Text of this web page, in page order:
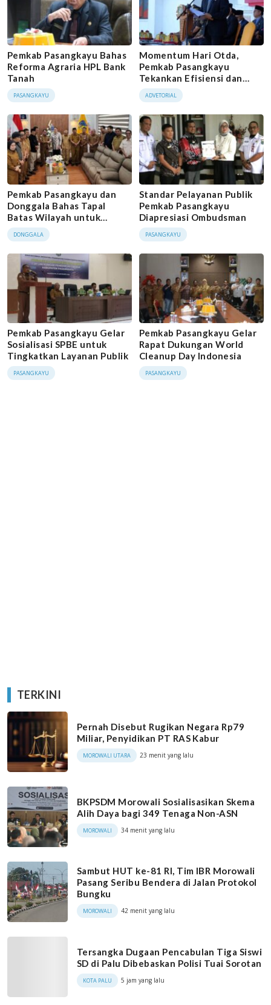
Pemkab Pasangkayu Bahas
Reforma Agraria HPL Bank
Tanah
PASANGKAYU
Momentum Hari Otda,
Pemkab Pasangkayu
Tekankan Efisiensi dan
Reformasi Birokrasi
ADVETORIAL
Pemkab Pasangkayu dan
Donggala Bahas Tapal
Batas Wilayah untuk
Kepastian Administratif
DONGGALA
Standar Pelayanan Publik
Pemkab Pasangkayu
Diapresiasi Ombudsman
PASANGKAYU
Pemkab Pasangkayu Gelar
Sosialisasi SPBE untuk
Tingkatkan Layanan Publik
PASANGKAYU
Pemkab Pasangkayu Gelar
Rapat Dukungan World
Cleanup Day Indonesia
PASANGKAYU
TERKINI
Pernah Disebut Rugikan Negara Rp79
Miliar, Penyidikan PT RAS Kabur
MOROWALI UTARA 23 menit yang lalu
BKPSDM Morowali Sosialisasikan Skema
Alih Daya bagi 349 Tenaga Non-ASN
MOROWALI 34 menit yang lalu
Sambut HUT ke-81 RI, Tim IBR Morowali
Pasang Seribu Bendera di Jalan Protokol
Bungku
MOROWALI 42 menit yang lalu
Tersangka Dugaan Pencabulan Tiga Siswi
SD di Palu Dibebaskan Polisi Tuai Sorotan
KOTA PALU 5 jam yang lalu